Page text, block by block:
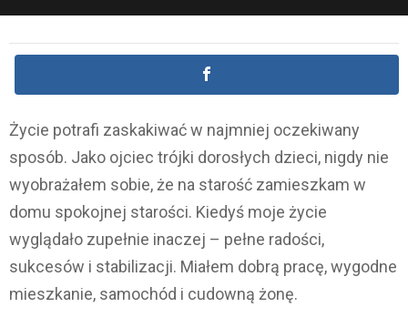
Życie potrafi zaskakiwać w najmniej oczekiwany
sposób. Jako ojciec trójki dorosłych dzieci, nigdy nie
wyobrażałem sobie, że na starość zamieszkam w
domu spokojnej starości. Kiedyś moje życie
wyglądało zupełnie inaczej – pełne radości,
sukcesów i stabilizacji. Miałem dobrą pracę, wygodne
mieszkanie, samochód i cudowną żonę.